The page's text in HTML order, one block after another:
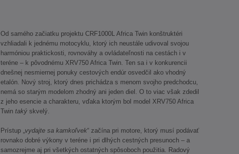
Od samého začiatku projektu CRF1000L Africa Twin konštruktéri
vzhliadali k jednému motocyklu, ktorý ich neustále udivoval svojou
harmóniou praktickosti, rovnováhy a ovládateľnosti na cestách i v
teréne – k pôvodnému XRV750 Africa Twin. Ten sa i v konkurencii
dnešnej nesmiernej ponuky cestových endúr osvedčil ako vhodný
etalón. Nový stroj, ktorý dnes prichádza s menom svojho predchodcu,
nemá so starým modelom zhodný ani jeden diel. O to viac však zdedil
z jeho esencie a charakteru, vďaka ktorým bol model XRV750 Africa
Twin taký skvelý.
Prístup „ vydajte sa kamkoľvek“ začína pri motore, ktorý musí podávať
rovnako dobré výkony v teréne i pri dlhých cestných presunoch – a
samozrejme aj pri všetkých ostatných spôsoboch použitia. Radový